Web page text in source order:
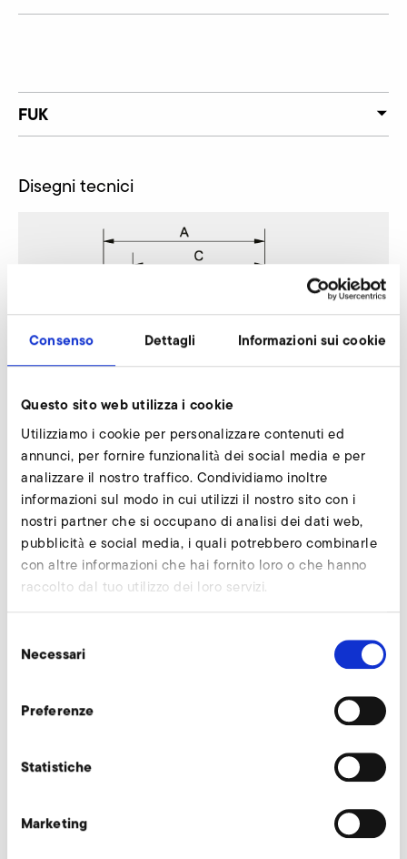
Consenso Dettagli Informazioni sui cookie
Questo sito web utilizza i cookie
Utilizziamo i cookie per personalizzare contenuti ed
annunci, per fornire funzionalità dei social media e per
analizzare il nostro traffico. Condividiamo inoltre
informazioni sul modo in cui utilizzi il nostro sito con i
nostri partner che si occupano di analisi dei dati web,
pubblicità e social media, i quali potrebbero combinarle
con altre informazioni che hai fornito loro o che hanno
raccolto dal tuo utilizzo dei loro servizi.
delNecessari
Preferenze
Statistiche
Marketing
FUK
Disegni tecnici
Download
Downloads
Katalog_A-HP_DE_EN.pdf
SCARICA
Istruzioni per l'uso A-HP (de, en)